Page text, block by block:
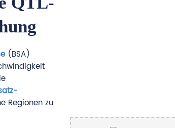
(BSA)
Regionen zu